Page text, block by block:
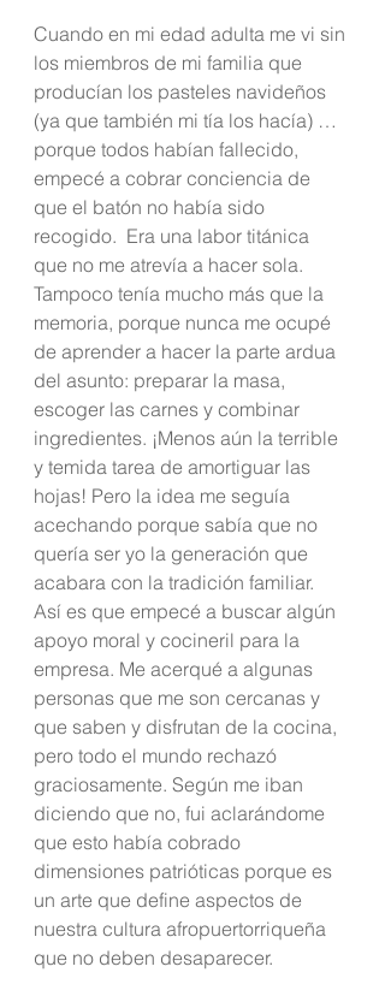
Cuando en mi edad adulta me vi sin
los miembros de mi familia que
producían los pasteles navideños
(ya que también mi tía los hacía) …
porque todos habían fallecido,
empecé a cobrar conciencia de
que el batón no había sido
recogido.  Era una labor titánica
que no me atrevía a hacer sola.
Tampoco tenía mucho más que la
memoria, porque nunca me ocupé
de aprender a hacer la parte ardua
del asunto: preparar la masa,
escoger las carnes y combinar
ingredientes. ¡Menos aún la terrible
y temida tarea de amortiguar las
hojas! Pero la idea me seguía
acechando porque sabía que no
quería ser yo la generación que
acabara con la tradición familiar.
Así es que empecé a buscar algún
apoyo moral y cocineril para la
empresa. Me acerqué a algunas
personas que me son cercanas y
que saben y disfrutan de la cocina,
pero todo el mundo rechazó
graciosamente. Según me iban
diciendo que no, fui aclarándome
que esto había cobrado
dimensiones patrióticas porque es
un arte que define aspectos de
nuestra cultura afropuertorriqueña
que no deben desaparecer.